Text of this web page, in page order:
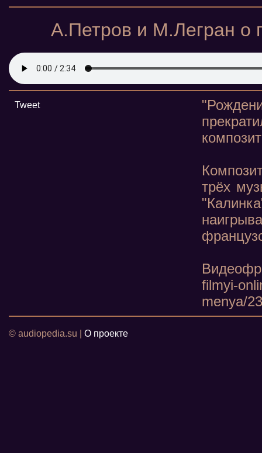
А.Петров и М.Легран о
Tweet
трёх
filmyi-
menya/
© audiopedia.su | О проекте